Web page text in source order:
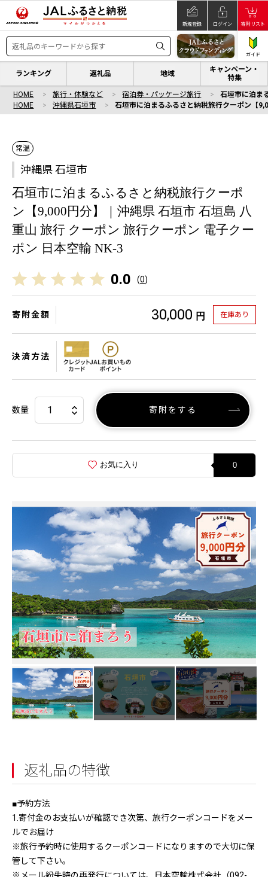
新規登録 ログイン 寄附リスト
ガイド
ランキング 返礼品 地域
キャンペーン・
特集
HOME 旅行・体験など 宿泊券・パッケージ旅行
石垣市に泊ま
HOME
沖縄県石垣市 石垣市に泊まるふるさと納税旅行クーポン【
常温
沖縄県 石垣市
石垣市に泊まるふるさと納税旅行クーポ
ン【9,000円分】｜沖縄県 石垣市 石垣島 八
重山 旅行 クーポン 旅行クーポン 電子クー
ポン 日本空輸 NK-3
0.0 (0)
寄附金額 30,000 円 在庫あり
決済方法
数量 寄附をする
お気に入り 0
返礼品の特徴
■予約方法
1.寄付金のお支払いが確認でき次第、旅行クーポンコードをメー
ルでお届け
※旅行予約時に使用するクーポンコードになりますので大切に保
管して下さい。